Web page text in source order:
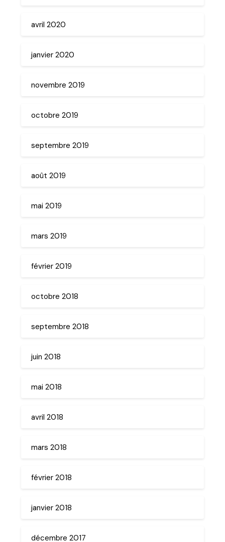
avril 2020
janvier 2020
novembre 2019
octobre 2019
septembre 2019
août 2019
mai 2019
mars 2019
février 2019
octobre 2018
septembre 2018
juin 2018
mai 2018
avril 2018
mars 2018
février 2018
janvier 2018
décembre 2017